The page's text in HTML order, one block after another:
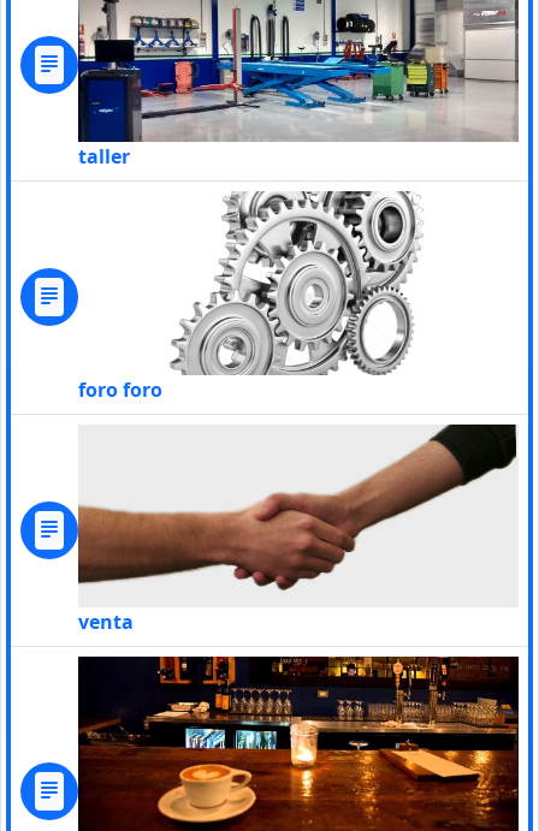
taller
foro foro
venta